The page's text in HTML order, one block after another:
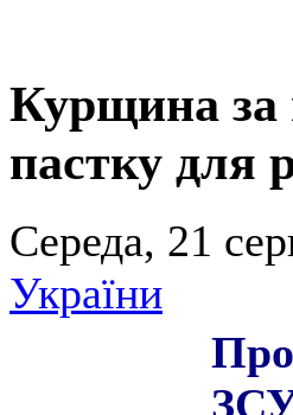
Курщина за
пастку для
Середа, 21
України